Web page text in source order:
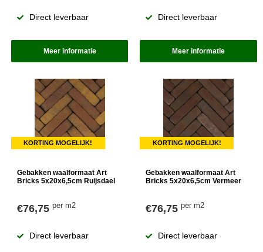
Direct leverbaar
Meer informatie
Direct leverbaar
Meer informatie
KORTING MOGELIJK!
Gebakken waalformaat Art
Bricks 5x20x6,5cm Ruijsdael
€76,75 per m2
Direct leverbaar
KORTING MOGELIJK!
Gebakken waalformaat Art
Bricks 5x20x6,5cm Vermeer
€76,75per m2
Direct leverbaar